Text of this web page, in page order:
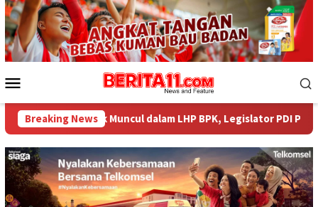
Loncat
ke
konten
Mobile
Breaking News
Miliar tak Muncul dalam LHP BPK, Legislator PDI